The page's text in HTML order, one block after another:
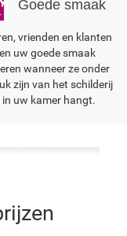
Goede smaak
vrienden en klanten
uw goede smaak
wanneer ze onder
zijn van het schilderij
uw kamer hangt.